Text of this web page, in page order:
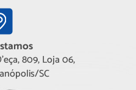
809, Loja 06,
SC